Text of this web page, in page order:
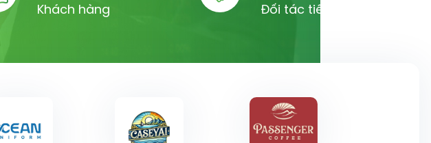
Khách hàng Đối tác tiêu biểu